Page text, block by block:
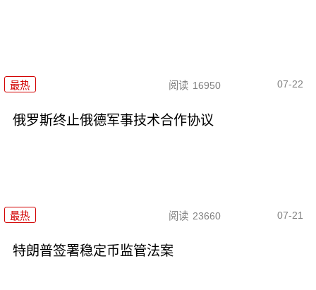
最热 阅读 16950 07-22
俄罗斯终止俄德军事技术合作协议
最热 阅读 23660 07-21
特朗普签署稳定币监管法案